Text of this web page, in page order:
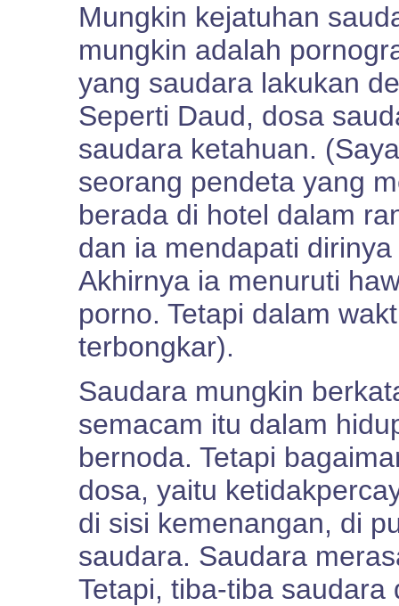
Mungkin kejatuhan
mungkin adalah
yang saudara lakukan
Seperti Daud, dosa
saudara ketahuan.
seorang pendeta yang
berada di hotel dalam
dan ia mendapati
Akhirnya ia menuruti
porno. Tetapi dalam
terbongkar).
Saudara mungkin
semacam itu dalam
bernoda. Tetapi
dosa, yaitu
di sisi kemenangan, di
saudara. Saudara
Tetapi, tiba-tiba saudara